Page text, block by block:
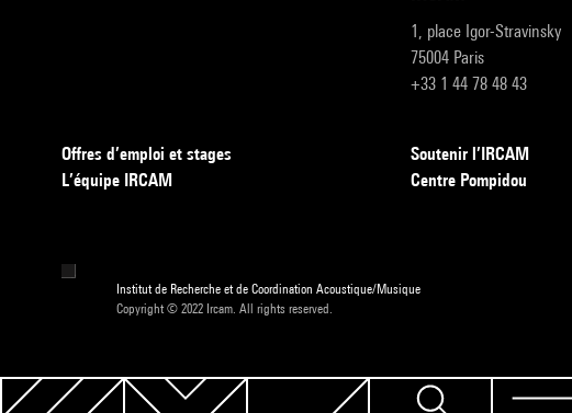
1, place Igor-Stravinsky
75004 Paris
+33 1 44 78 48 43
Offres d’emploi et stages
L’équipe IRCAM
Soutenir l’IRCAM
Centre Pompidou
Institut de Recherche et de Coordination Acoustique/Musique
Copyright © 2022 Ircam. All rights reserved.